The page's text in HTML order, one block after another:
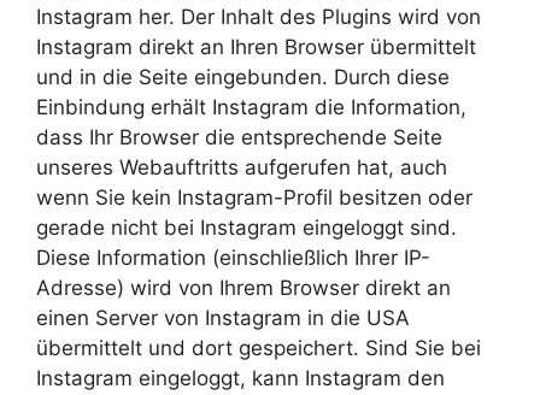
Instagram her. Der Inhalt des Plugins wird von
Instagram direkt an Ihren Browser übermittelt
und in die Seite eingebunden. Durch diese
Einbindung erhält Instagram die Information,
dass Ihr Browser die entsprechende Seite
unseres Webauftritts aufgerufen hat, auch
wenn Sie kein Instagram-Profil besitzen oder
gerade nicht bei Instagram eingeloggt sind.
Diese Information (einschließlich Ihrer IP-
Adresse) wird von Ihrem Browser direkt an
einen Server von Instagram in die USA
übermittelt und dort gespeichert. Sind Sie bei
Instagram eingeloggt, kann Instagram den